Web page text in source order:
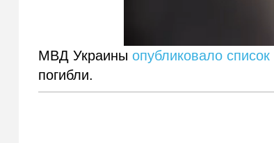
МВД Украины опубликовало список
погибли.